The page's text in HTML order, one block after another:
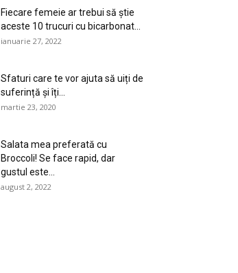
Fiecare femeie ar trebui să știe
aceste 10 trucuri cu bicarbonat...
ianuarie 27, 2022
Sfaturi care te vor ajuta să uiți de
suferință și îți...
martie 23, 2020
Salata mea preferată cu
Broccoli! Se face rapid, dar
gustul este...
august 2, 2022